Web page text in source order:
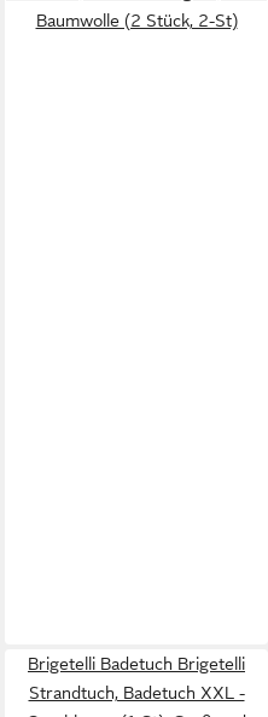
Baumwolle (2 Stück, 2-St)
Brigetelli Badetuch Brigetelli
Strandtuch, Badetuch XXL -